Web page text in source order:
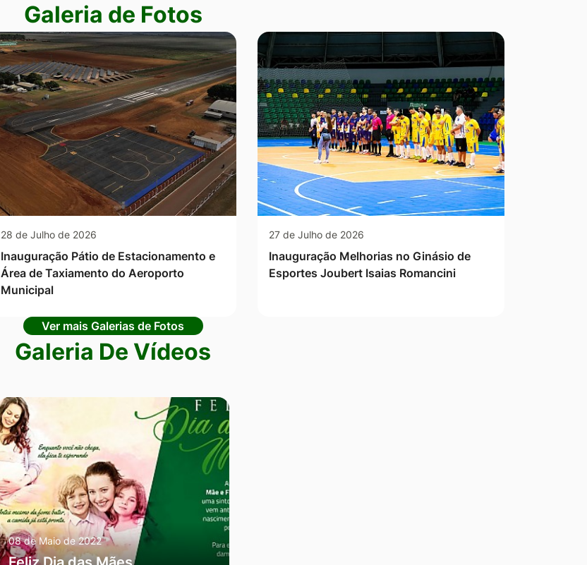
Galeria de Fotos
28 de Julho de 2026
Inauguração Pátio de Estacionamento e
Área de Taxiamento do Aeroporto
Municipal
27 de Julho de 2026
Inauguração Melhorias no Ginásio de
Esportes Joubert Isaias Romancini
Ver mais Galerias de Fotos
Galeria De Vídeos
08 de Maio de 2022